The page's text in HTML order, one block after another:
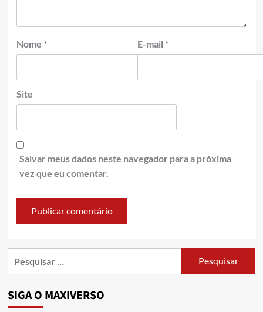
Nome * E-mail *
Site
Salvar meus dados neste navegador para a próxima
vez que eu comentar.
SIGA O MAXIVERSO